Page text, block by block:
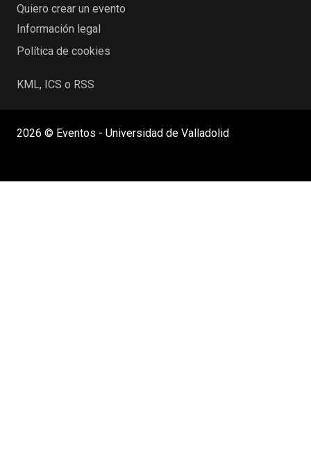
Quiero crear un evento
Información legal
Política de cookies
KML, ICS o RSS
2026 © Eventos - Universidad de Valladolid